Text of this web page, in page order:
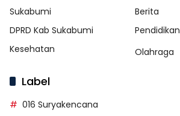
Sukabumi
Berita
DPRD Kab Sukabumi
Pendidikan
Kesehatan
Olahraga
Label
016 Suryakencana